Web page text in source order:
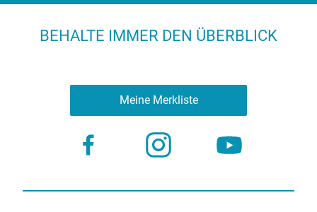
BEHALTE IMMER DEN ÜBERBLICK
Meine Merkliste